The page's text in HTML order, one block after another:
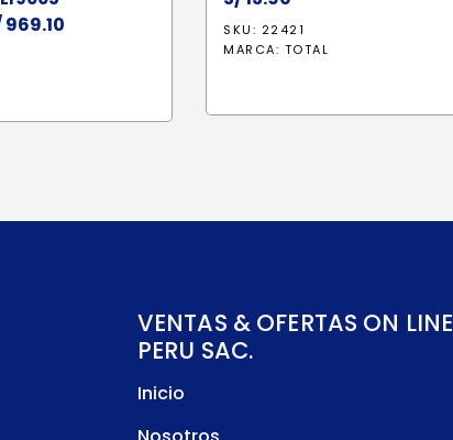
969.10
S/ 969.10.
SKU: 22421
MARCA: TOTAL
VENTAS & OFERTAS ON LINE
PERU SAC.
Inicio